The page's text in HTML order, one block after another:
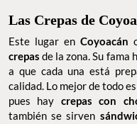
Las Crepas de